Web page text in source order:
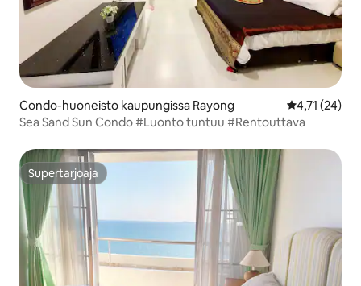
Condo-huoneisto kaupungissa Rayong
4,71 (24)
Sea Sand Sun Condo #Luonto tuntuu #Rentouttava
Supertarjoaja
Supertarjoaja